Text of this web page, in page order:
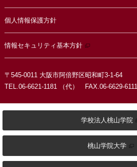
個人情報保護方針
情報セキュリティ基本方針
〒545-0011 大阪市阿倍野区昭和町3-1-64
TEL.06-6621-1181 （代） FAX.06-6629-6111
学校法人桃山学院
桃山学院大学